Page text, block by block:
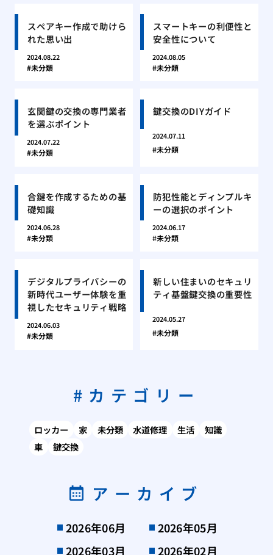
スペアキー作成で助けら
れた思い出
2024.08.22
未分類
スマートキーの利便性と
安全性について
2024.08.05
未分類
玄関鍵の交換の専門業者
を選ぶポイント
2024.07.22
未分類
鍵交換のDIYガイド
2024.07.11
未分類
合鍵を作成するための基
礎知識
2024.06.28
未分類
防犯性能とディンプルキ
ーの選択のポイント
2024.06.17
未分類
デジタルプライバシーの
新時代ユーザー体験を重
視したセキュリティ戦略
2024.06.03
未分類
新しい住まいのセキュリ
ティ基盤鍵交換の重要性
2024.05.27
未分類
カテゴリー
ロッカー 家 未分類 水道修理 生活
知識
車
鍵交換
アーカイブ
2026年06月
2026年05月
2026年03月
2026年02月